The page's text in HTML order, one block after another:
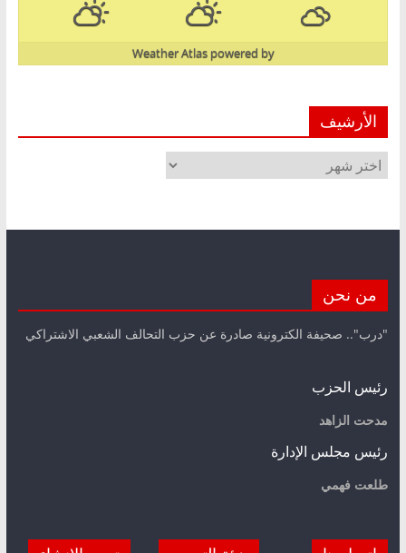
powered by
Weather Atlas
الأرشيف
الأرشيف
من نحن
"درب".. صحيفة الكترونية صادرة عن حزب التحالف الشعبي الاشتراكي
رئيس الحزب
مدحت الزاهد
رئيس مجلس الإدارة
طلعت فهمي